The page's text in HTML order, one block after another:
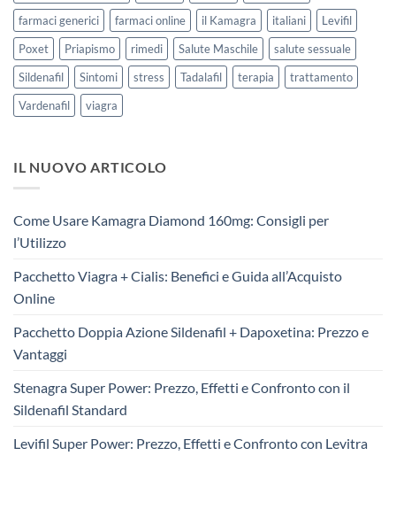
farmaci generici
farmaci online il Kamagra italiani
Levifil
Poxet
Priapismo rimedi Salute Maschile
salute sessuale
Sildenafil
Sintomi stress Tadalafil terapia
trattamento
Vardenafil
viagra
IL NUOVO ARTICOLO
Come Usare Kamagra Diamond 160mg: Consigli per
l’Utilizzo
Pacchetto Viagra + Cialis: Benefici e Guida all’Acquisto
Online
Pacchetto Doppia Azione Sildenafil + Dapoxetina: Prezzo e
Vantaggi
Stenagra Super Power: Prezzo, Effetti e Confronto con il
Sildenafil Standard
Levifil Super Power: Prezzo, Effetti e Confronto con Levitra